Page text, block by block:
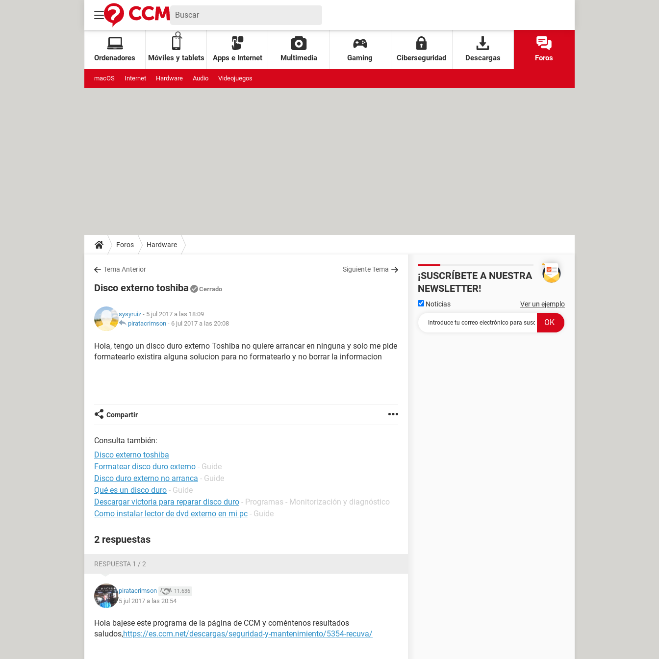
Ordenadores Móviles y tablets Apps e Internet Multimedia Gaming Ciberseguridad Descargas Foros
macOS Internet Hardware Audio Videojuegos
Foros Hardware
Tema Anterior Siguiente Tema
Disco externo toshiba Cerrado
sysyruiz - 5 jul 2017 a las 18:09
piratacrimson - 6 jul 2017 a las 20:08
Hola, tengo un disco duro externo Toshiba no quiere arrancar en ninguna y solo me pide
formatearlo existira alguna solucion para no formatearlo y no borrar la informacion
Compartir
Consulta también:
Disco externo toshiba
Formatear disco duro externo - Guide
Disco duro externo no arranca - Guide
Qué es un disco duro - Guide
Descargar victoria para reparar disco duro - Programas - Monitorización y diagnóstico
Como instalar lector de dvd externo en mi pc - Guide
2 respuestas
RESPUESTA 1 / 2
piratacrimson 11.636
5 jul 2017 a las 20:54
Hola bajese este programa de la página de CCM y coméntenos resultados
saludos,https://es.ccm.net/descargas/seguridad-y-mantenimiento/5354-recuva/
¡SUSCRÍBETE A NUESTRA
NEWSLETTER!
Noticias Ver un ejemplo